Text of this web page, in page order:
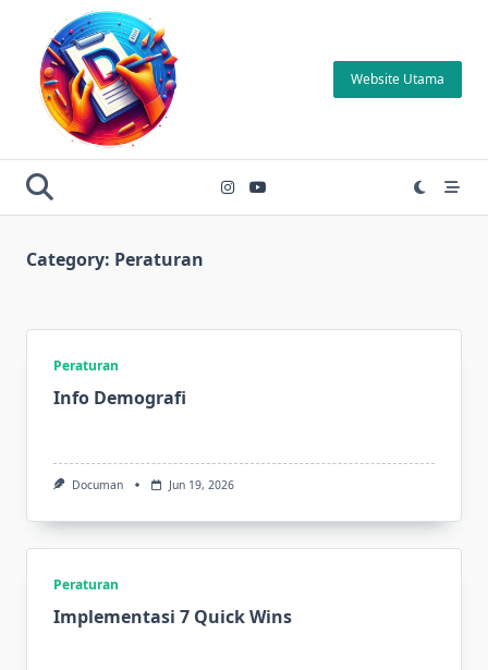
content
Website Utama
Category: Peraturan
Peraturan
Info Demografi
Documan Jun 19, 2026
Peraturan
Implementasi 7 Quick Wins